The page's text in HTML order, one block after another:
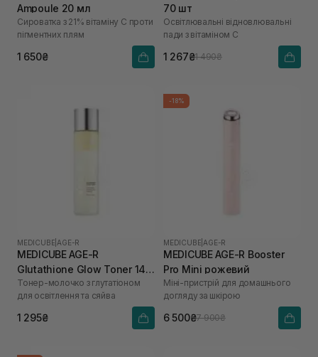
Ampoule 20 мл
Сироватка з 21% вітаміну С проти
пігментних плям
1 650₴
70 шт
Освітлювальні відновлювальні
пади з вітаміном C
1 267₴1 490₴
MEDICUBE AGE-R
MEDICUBE AGE-R
Glutathione Glow Toner 140
мл
Тонер-молочко з глутатіоном
для освітлення та сяйва
1 295₴
-18%
MEDICUBE AGE-R
MEDICUBE AGE-R Booster
Pro Mini рожевий
Міні-пристрій для домашнього
догляду за шкірою
6 500₴7 900₴